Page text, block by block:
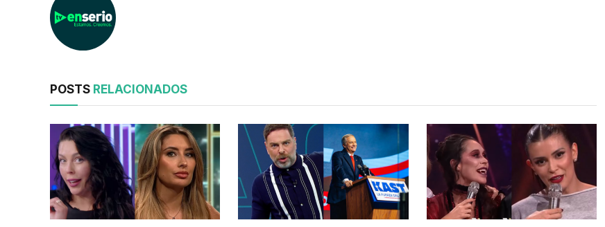
POSTS RELACIONADOS